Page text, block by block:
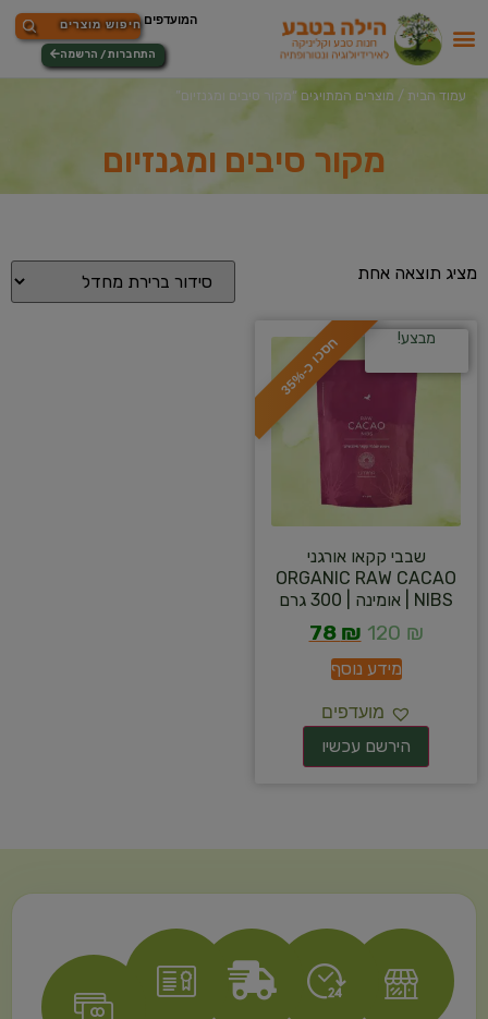
התחברות / הרשמה
עמוד הבית / מוצרים המתויגים “מקור סיבים ומגנזיום”
מקור סיבים ומגנזיום
מציג תוצאה אחת
ח
ס
כ
ו
כ
-
3
5
% מבצע!
שבבי קקאו אורגני
ORGANIC RAW CACAO
NIBS | אומינה | 300 גרם
120 ₪
78 ₪
מידע נוסף
מועדפים